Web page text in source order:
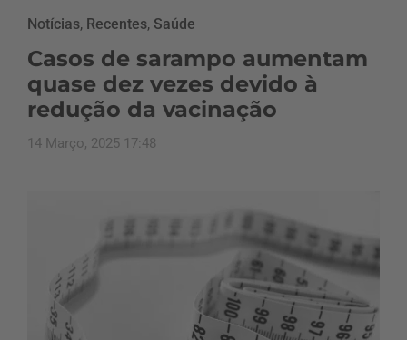
Notícias, Recentes, Saúde
Casos de sarampo aumentam
quase dez vezes devido à
redução da vacinação
14 Março, 2025 17:48